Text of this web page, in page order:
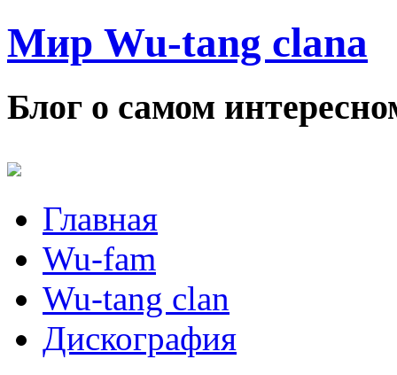
Мир Wu-tang clana
Блог о самом
Главная
Wu-fam
Wu-tang clan
Дискография